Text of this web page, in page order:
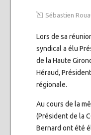
Sébastien
Lors de sa
syndical a élu
de la Haute
Héraud,
régionale.
Au cours de la
(Président de la
Bernard ont été